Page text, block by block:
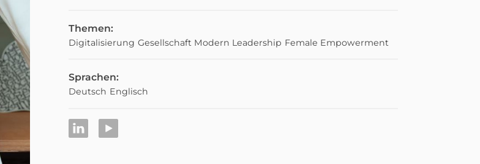
Themen:
Digitalisierung Gesellschaft Modern Leadership Female Empowerment
Sprachen:
Deutsch Englisch